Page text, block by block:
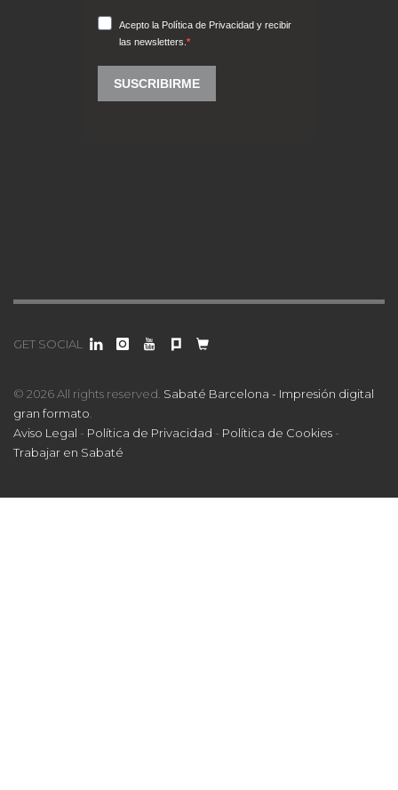
GET SOCIAL
© 2026 All rights reserved. Sabaté Barcelona - Impresión digital
gran formato
Aviso Legal - Política de Privacidad - Política de Cookies -
Trabajar en Sabaté